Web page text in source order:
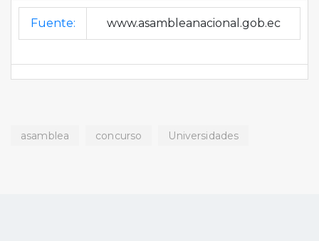
Fuente: www.asambleanacional.gob.ec
asamblea concurso Universidades